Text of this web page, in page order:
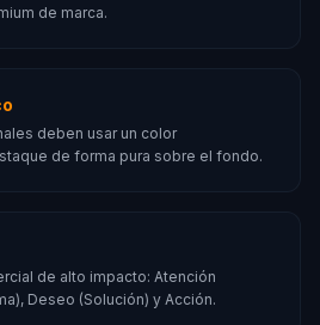
de marca.
deben usar un color
de forma pura sobre el fondo.
de alto impacto: Atención
Deseo (Solución) y Acción.